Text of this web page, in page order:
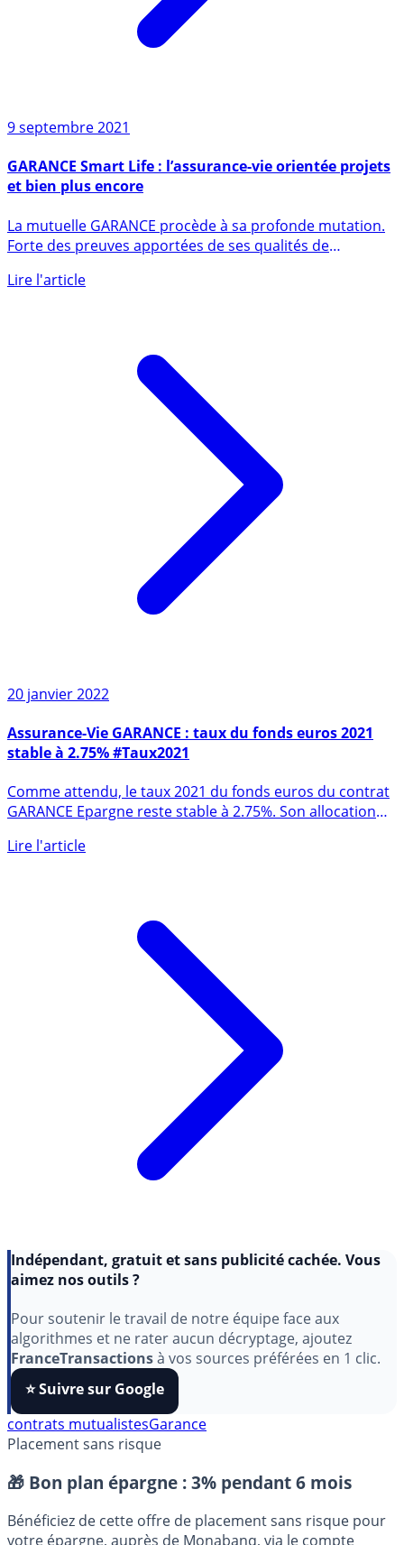
9 septembre 2021
et bien plus encore
La mutuelle GARANCE procède à sa profonde mutation.
Forte des preuves apportées de ses qualités de
20 janvier 2022
stable à 2.75% #Taux2021
GARANCE Epargne reste stable à 2.75%. Son allocation
aimez nos outils ?
Pour soutenir le travail de notre équipe face aux
algorithmes et ne rater aucun décryptage, ajoutez
FranceTransactionsà vos sources préférées en 1 clic.
⭐️ Suivre sur Google
Placement sans risque
🎁 Bon plan épargne : 3% pendant 6 mois